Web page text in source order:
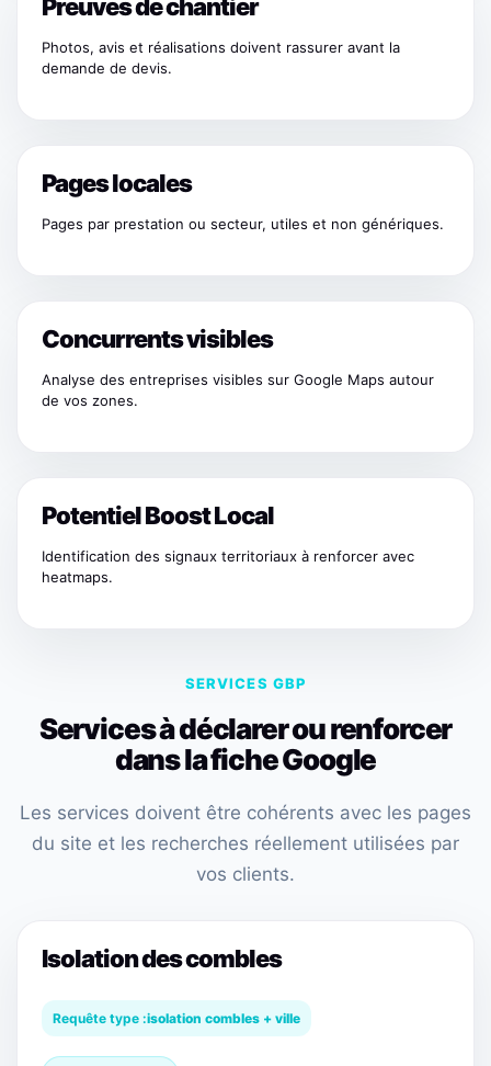
Preuves de chantier
Photos, avis et réalisations doivent rassurer avant la
demande de devis.
Pages locales
Pages par prestation ou secteur, utiles et non génériques.
Concurrents visibles
Analyse des entreprises visibles sur Google Maps autour
de vos zones.
Potentiel Boost Local
Identification des signaux territoriaux à renforcer avec
heatmaps.
SERVICES GBP
Services à déclarer ou renforcer
dans la fiche Google
Les services doivent être cohérents avec les pages
du site et les recherches réellement utilisées par
vos clients.
Isolation des combles
Requête type :isolation combles + ville